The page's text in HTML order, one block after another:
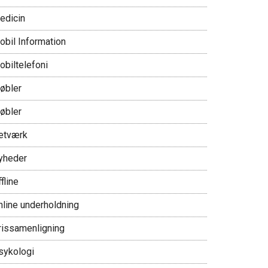
Information
underholdning